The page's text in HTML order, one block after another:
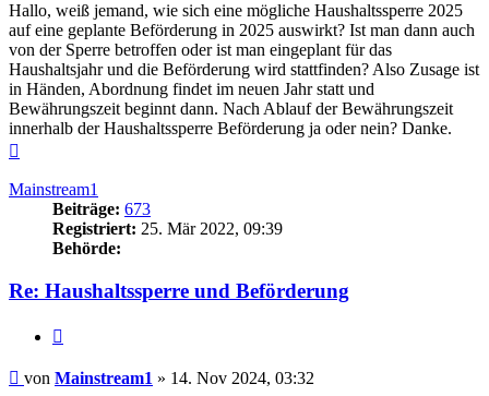
Hallo, weiß jemand, wie sich eine mögliche Haushaltssperre 2025
auf eine geplante Beförderung in 2025 auswirkt? Ist man dann auch
von der Sperre betroffen oder ist man eingeplant für das
Haushaltsjahr und die Beförderung wird stattfinden? Also Zusage ist
in Händen, Abordnung findet im neuen Jahr statt und
Bewährungszeit beginnt dann. Nach Ablauf der Bewährungszeit
innerhalb der Haushaltssperre Beförderung ja oder nein? Danke.
Mainstream1
Beiträge: 673
Registriert: 25. Mär 2022, 09:39
Behörde:
Re: Haushaltssperre und Beförderung
Beitrag
von Mainstream1 » 14. Nov 2024, 03:32